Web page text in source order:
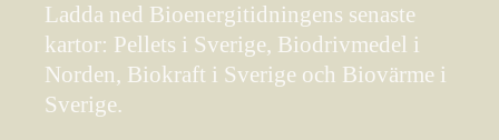
Ladda ned Bioenergitidningens senaste
kartor: Pellets i Sverige, Biodrivmedel i
Norden, Biokraft i Sverige och Biovärme i
Sverige.